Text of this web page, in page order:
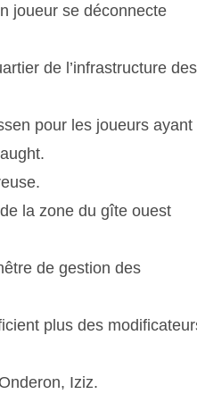
joueur se déconnecte
de l’infrastructure des
pour les joueurs ayant
la zone du gîte ouest
de gestion des
plus des
Iziz.